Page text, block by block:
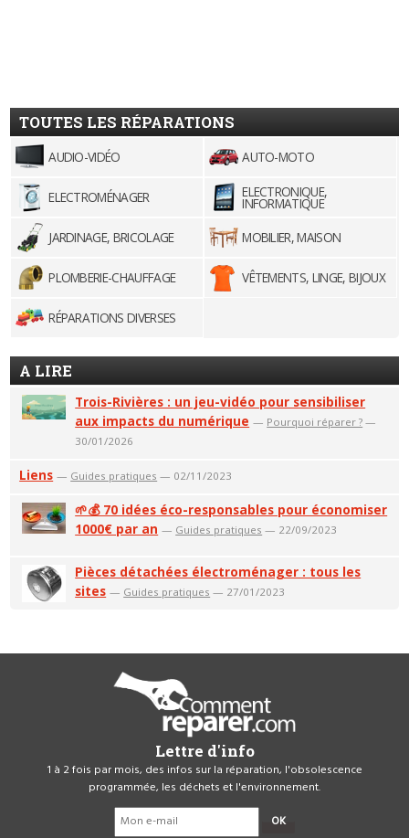
TOUTES LES RÉPARATIONS
AUDIO-VIDÉO AUTO-MOTO
ELECTROMÉNAGER ELECTRONIQUE,
INFORMATIQUE
JARDINAGE, BRICOLAGE
MOBILIER, MAISON
PLOMBERIE-CHAUFFAGE VÊTEMENTS, LINGE, BIJOUX
RÉPARATIONS DIVERSES
A LIRE
Trois-Rivières : un jeu-vidéo pour sensibiliser
aux impacts du numérique — Pourquoi réparer ? —
30/01/2026
Liens — Guides pratiques — 02/11/2023
🌱💰 70 idées éco-responsables pour économiser
1000€ par an — Guides pratiques — 22/09/2023
Pièces détachées électroménager : tous les
sites — Guides pratiques — 27/01/2023
Lettre d'info
1 à 2 fois par mois, des infos sur la réparation, l'obsolescence
programmée, les déchets et l'environnement.
OK